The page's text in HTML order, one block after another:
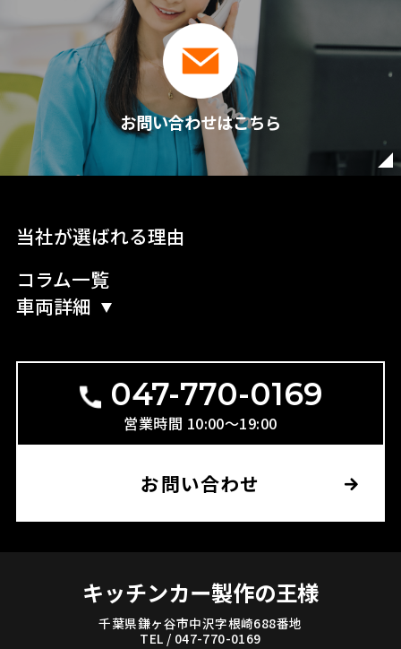
お問い合わせはこちら
当社が選ばれる理由
コラム一覧
車両詳細
047-770-0169
営業時間 10:00〜19:00
お問い合わせ
キッチンカー製作の王様
千葉県鎌ヶ谷市中沢字根崎688番地
TEL / 047-770-0169